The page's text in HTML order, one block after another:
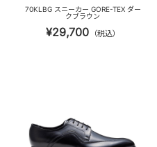
70KLBG スニーカー GORE-TEX ダー
クブラウン
¥29,700 （税込）